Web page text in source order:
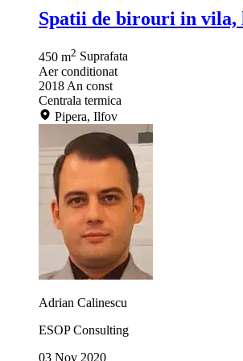
Spatii de birouri in vila,
450 m2 Suprafata
Aer conditionat
2018 An const
Centrala termica
Pipera, Ilfov
Adrian Calinescu
ESOP Consulting
03 Nov 2020